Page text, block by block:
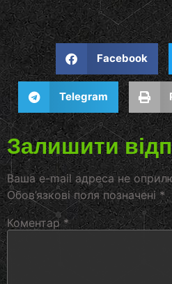
Facebook
Telegram
Залишити
Ваша e-mail адреса не
Обов’язкові поля позначені *
Коментар *